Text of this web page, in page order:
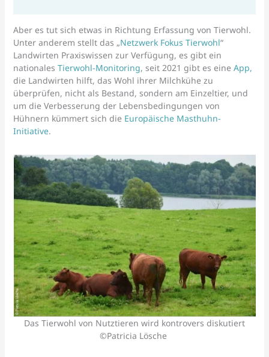
Aber es tut sich etwas in Richtung Erfassung von Tierwohl.
Unter anderem stellt das „Netzwerk Fokus Tierwohl“
Landwirten Praxiswissen zur Verfügung, es gibt ein
nationalesTierwohl-Monitoring, seit 2021 gibt es eineApp,
die Landwirten hilft, das Wohl ihrer Milchkühe zu
überprüfen, nicht als Bestand, sondern am Einzeltier, und
um die Verbesserung der Lebensbedingungen von
Hühnern kümmert sich die Europäische Masthuhn-
Initiative.
Das Tierwohl von Nutztieren wird kontrovers diskutiert
©Patricia Lösche